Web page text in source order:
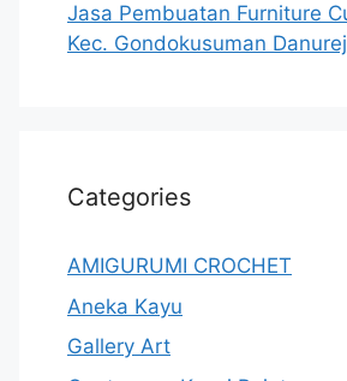
Jasa Pembuatan Furniture
Kec. Gondokusuman
Categories
AMIGURUMI CROCHET
Aneka Kayu
Gallery Art